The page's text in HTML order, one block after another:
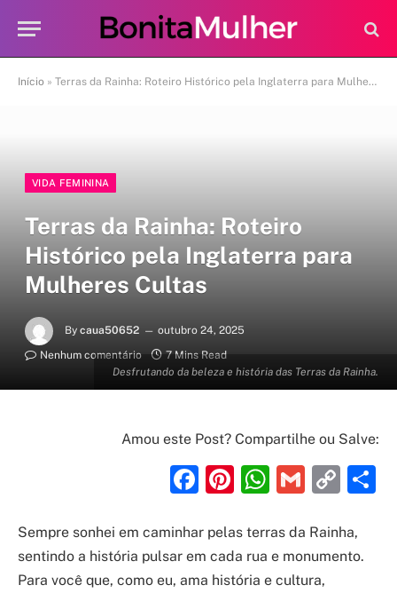
Início » Terras da Rainha: Roteiro Histórico pela Inglaterra para Mulheres Cultas
Desfrutando da beleza e história das Terras da Rainha.
VIDA FEMININA
Terras da Rainha: Roteiro
Histórico pela Inglaterra para
Mulheres Cultas
By caua50652
outubro 24, 2025
Nenhum comentário
7 Mins Read
Amou este Post? Compartilhe ou Salve:
Facebook
Pinterest
Gmail
Sempre sonhei em caminhar pelas terras da Rainha,
sentindo a história pulsar em cada rua e monumento.
Para você que, como eu, ama história e cultura,